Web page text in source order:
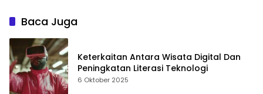
Baca Juga
Keterkaitan Antara Wisata Digital Dan
Peningkatan Literasi Teknologi
6 Oktober 2025